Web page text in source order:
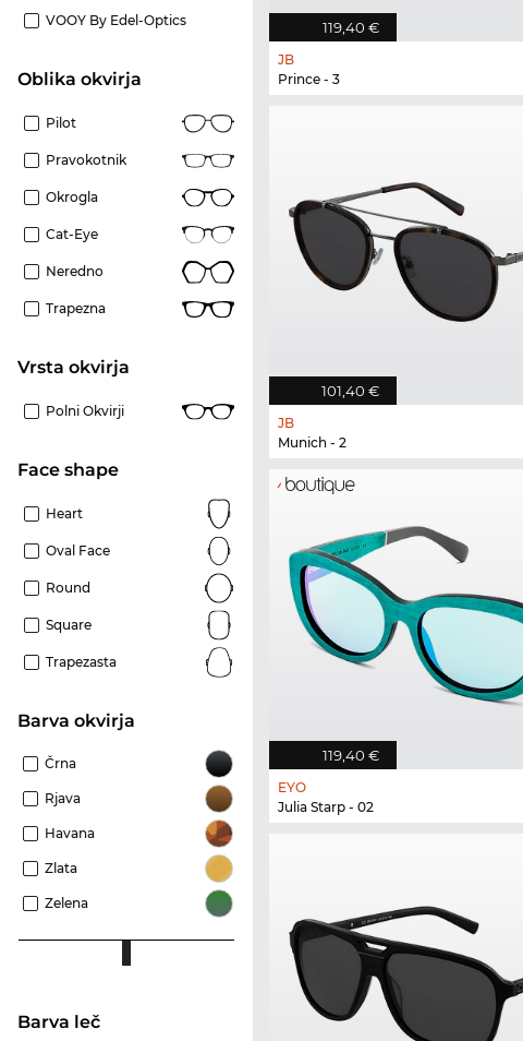
VOOY By Edel-Optics
Oblika okvirja
Pilot
Pravokotnik
Okrogla
Cat-Eye
Neredno
Trapezna
Vrsta okvirja
Polni Okvirji
Face shape
Heart
Oval Face
Round
Square
Trapezasta
Barva okvirja
Črna
Rjava
Havana
Zlata
Zelena
Barva leč
119,40 €
JB
Prince - 3
101,40 €
JB
Munich - 2
119,40 €
EYO
Julia Starp - 02